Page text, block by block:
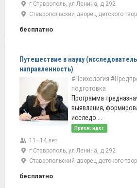
г Ставрополь, ул Ленина, д 292
Ставропольский дворец детского
бесплатно
Путешествие в науку
направленность)
#Психология
подготовка
Программа
выявления,
исследо ...
Прием: идет
11–14 лет
г Ставрополь, ул Ленина, д 292
Ставропольский дворец детского
бесплатно